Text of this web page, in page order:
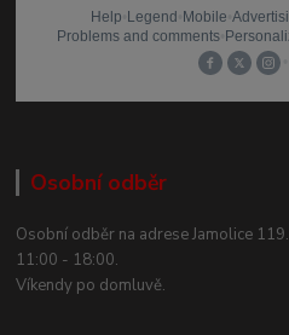
Osobní odběr
Osobní odběr na adrese Jamolice 119.
11:00 - 18:00.
Víkendy po domluvě.